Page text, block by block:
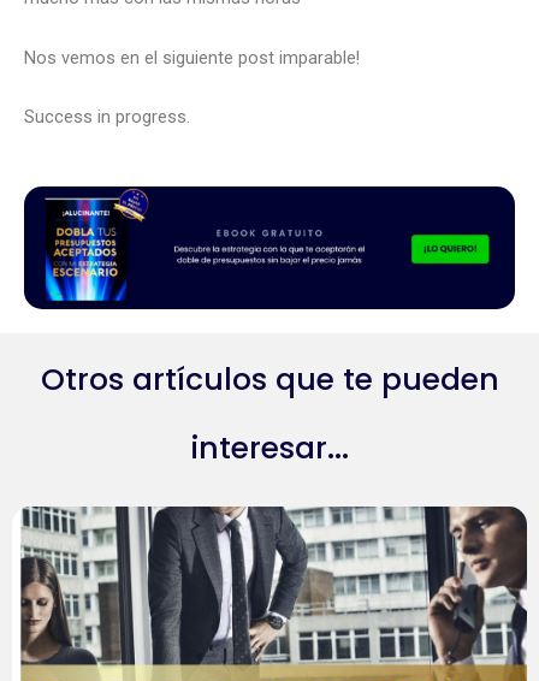
Nos vemos en el siguiente post imparable!
Success in progress.
Otros artículos que te pueden
interesar...